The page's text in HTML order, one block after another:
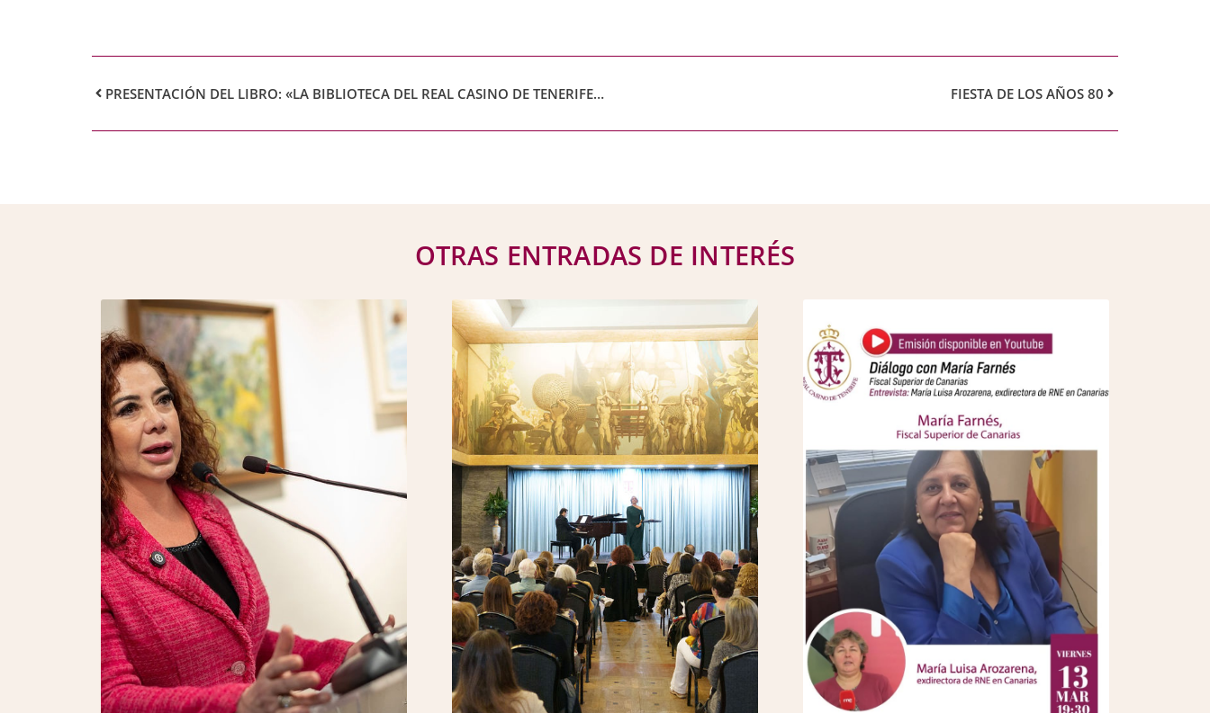
PRESENTACIÓN DEL LIBRO: «LA BIBLIOTECA DEL REAL CASINO DE TENERIFE. PARTE DE SU HISTORIA A TRAVÉS DE LAS ACTAS DE LA CENTENARIA ENTIDAD» FIESTA DE LOS AÑOS 80
OTRAS ENTRADAS DE INTERÉS